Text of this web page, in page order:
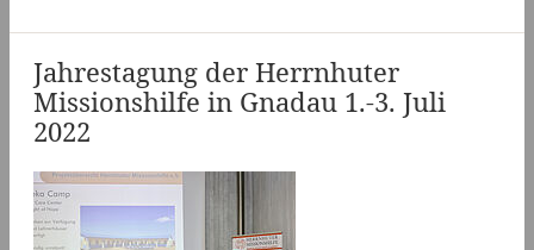
Jahrestagung der Herrnhuter
Missionshilfe in Gnadau 1.-3. Juli
2022